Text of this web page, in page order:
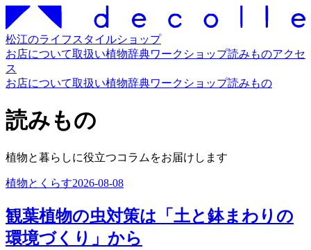
松江のライフスタイルショップ
お店について取扱い植物辞典ワークショップ読みものアクセ
ス
お店について取扱い植物辞典ワークショップ読みもの
読みもの
植物と暮らしに役立つコラムをお届けします
植物とくらす2026-08-08
観葉植物の虫対策は「土と鉢まわりの
環境づくり」から